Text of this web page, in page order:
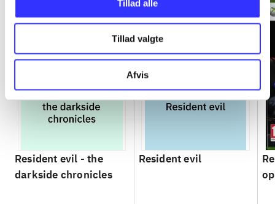
Tillad alle
Tillad valgte
Afvis
Resident evil - the
darkside chronicles
Resident evil